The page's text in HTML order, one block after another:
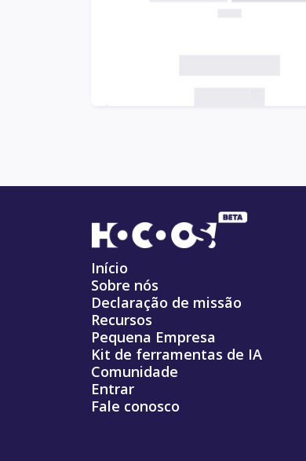
Início
Sobre nós
Declaração de missão
Recursos
Pequena Empresa
Kit de ferramentas de IA
Comunidade
Entrar
Fale conosco